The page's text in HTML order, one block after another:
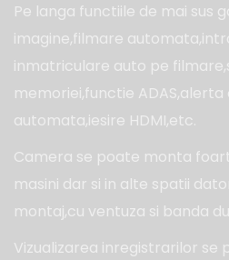
Pe langa functiile de mai sus
imagine,filmare
inmatriculare auto pe
memoriei,functie
automata,iesire HDMI,etc.
Camera se poate monta
masini dar si in alte spatii
montaj,cu ventuza si banda
Vizualizarea inregistrarilor se